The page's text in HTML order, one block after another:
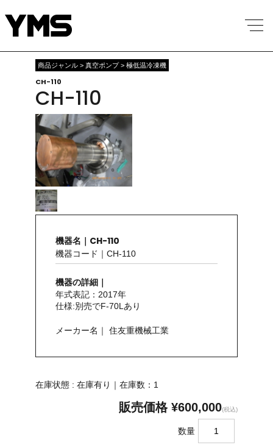
商品ジャンル > 真空ポンプ > 極低温冷凍機
CH-110
CH-110
機器名｜CH-110
機器コード｜CH-110
機器の詳細｜
年式表記：2017年
仕様:別売でF-70Lあり
メーカー名｜ 住友重機械工業
在庫状態 : 在庫有り｜在庫数：1
販売価格 ¥600,000(税込)
数量